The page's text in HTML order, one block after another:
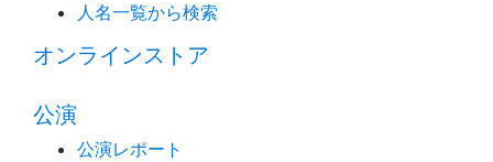
人名一覧から検索
オンラインストア
公演
公演レポート